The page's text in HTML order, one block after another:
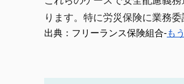
ります。特に労災保険に業務
出典：フリーランス保険組合-も